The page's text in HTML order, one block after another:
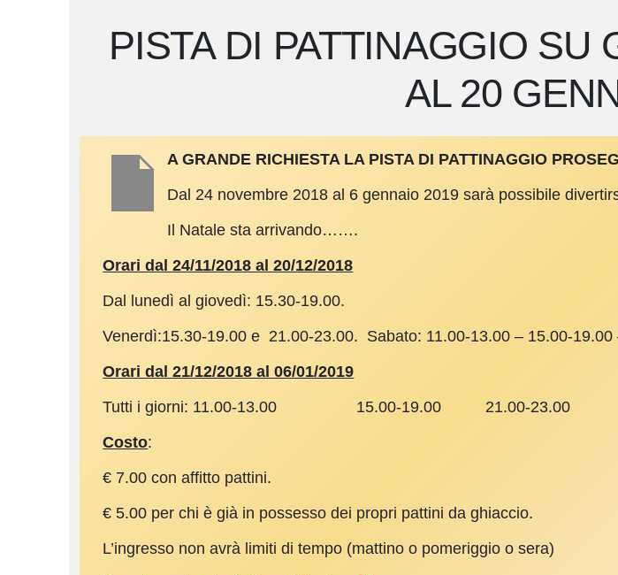
PISTA DI PATTINAGGIO SU
AL 20
A GRANDE RICHIESTA LA PISTA DI PATTINAGGIO
Dal 24 novembre 2018 al 6 gennaio 2019 sarà possibile
Il Natale sta arrivando…….
Orari dal 24/11/2018 al 20/12/2018
Dal lunedì al giovedì: 15.30-19.00.
Venerdì:15.30-19.00 e 21.00-23.00. Sabato: 11.00-13.00 – 15.00-
Orari dal 21/12/2018 al 06/01/2019
Tutti i giorni: 11.00-13.00 15.00-19.00 21.00-23.00
Costo:
€ 7.00 con affitto pattini.
€ 5.00 per chi è già in possesso dei propri pattini da ghiaccio.
L’ingresso non avrà limiti di tempo (mattino o pomeriggio o sera)